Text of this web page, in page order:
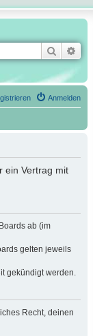
Suche
Anmelden
ein Vertrag mit
ab (im
gelten jeweils
gekündigt werden.
Recht, deinen